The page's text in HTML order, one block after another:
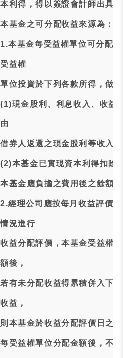
本利得，得以簽證會計師出具
本基金之可分配收益來源為：
1.本基金每受益權單位可分配
受益權
單位投資於下列各款所得，做
(1)現金股利、利息收入、收益
由
借券人返還之現金股利等收入
(2)本基金已實現資本利得扣除
本基金應負擔之費用後之餘額
2.經理公司應按每月收益評價
情況進行
收益分配評價，本基金受益權
額後，
若有未分配收益得累積併入下
收益，
則本基金於收益分配評價日之
每受益權單位分配金額後，不